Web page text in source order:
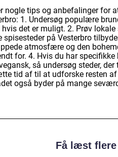
nogle tips og anbefalinger for
1. Undersøg populære
hvis det er muligt. 2. Prøv
spisesteder på Vesterbro
atmosfære og den
for. 4. Hvis du har
så undersøg steder,
tid af til at udforske resten af
også byder på mange
Få læst